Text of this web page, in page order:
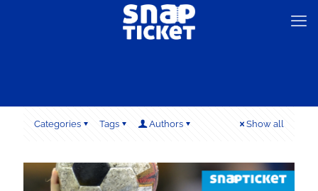
Categories Tags Authors Show all